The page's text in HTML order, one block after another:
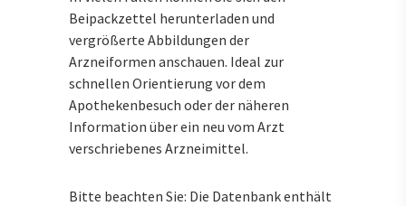
Beipackzettel herunterladen und
vergrößerte Abbildungen der
Arzneiformen anschauen. Ideal zur
schnellen Orientierung vor dem
Apothekenbesuch oder der näheren
Information über ein neu vom Arzt
verschriebenes Arzneimittel.
Bitte beachten Sie: Die Datenbank enthält